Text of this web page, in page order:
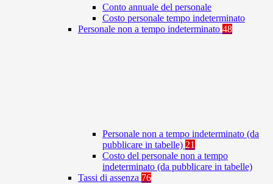
Conto annuale del personale
Costo personale tempo indeterminato
Personale non a tempo indeterminato 48
Personale non a tempo indeterminato (da
pubblicare in tabelle) 21
Costo del personale non a tempo
indeterminato (da pubblicare in tabelle)
Tassi di assenza 76